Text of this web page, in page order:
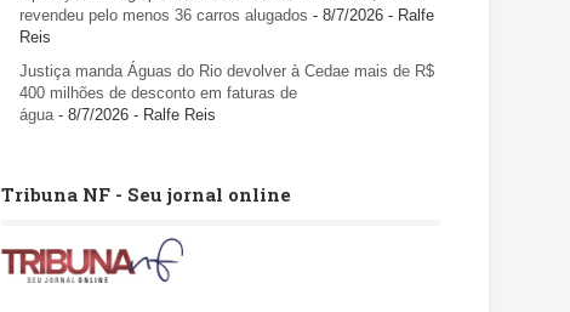
revendeu pelo menos 36 carros alugados - 8/7/2026 - Ralfe
Reis
Justiça manda Águas do Rio devolver à Cedae mais de R$
400 milhões de desconto em faturas de
água - 8/7/2026 - Ralfe Reis
Tribuna NF - Seu jornal online